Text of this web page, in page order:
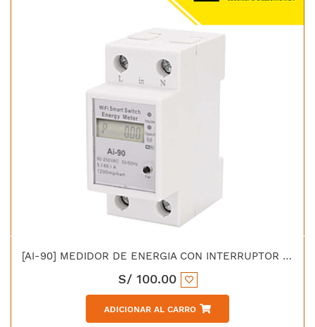
[AI-90] MEDIDOR DE ENERGIA CON INTERRUPTOR INTELIGENTE 90-240V 16-100AMP
S/ 100.00
ADICIONAR AL CARRO